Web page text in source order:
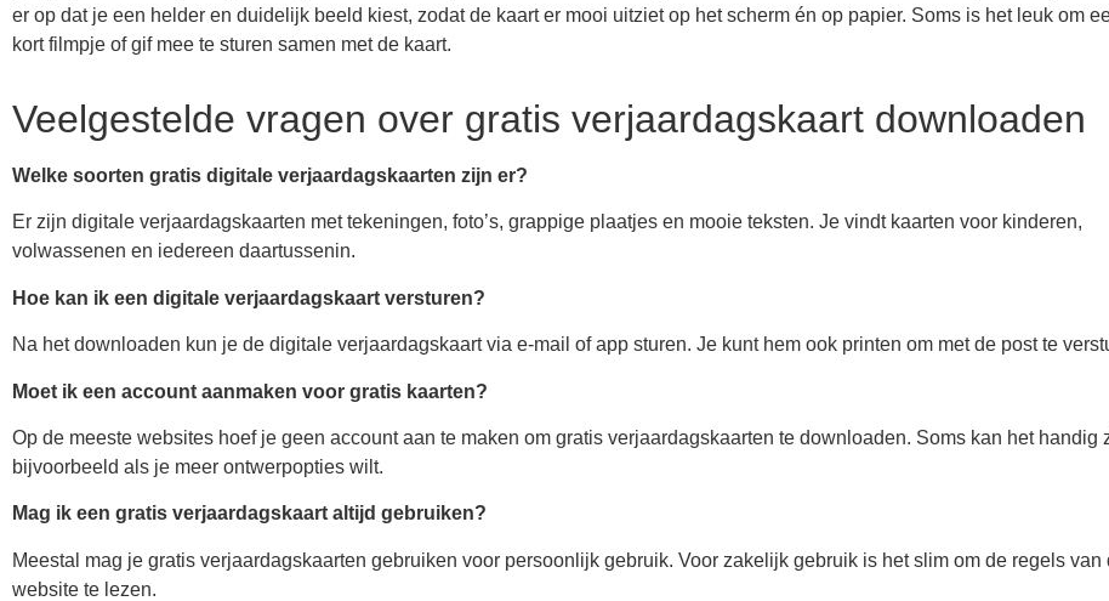
er op dat je een helder en duidelijk beeld kiest, zodat de kaart er mooi uitziet op het scherm én op papier. Soms is het leuk om
kort filmpje of gif mee te sturen samen met de kaart.
Veelgestelde vragen over gratis verjaardagskaart downloaden
Welke soorten gratis digitale verjaardagskaarten zijn er?
Er zijn digitale verjaardagskaarten met tekeningen, foto’s, grappige plaatjes en mooie teksten. Je vindt kaarten voor kinderen,
volwassenen en iedereen daartussenin.
Hoe kan ik een digitale verjaardagskaart versturen?
Na het downloaden kun je de digitale verjaardagskaart via e-mail of app sturen. Je kunt hem ook printen om met de post te
Moet ik een account aanmaken voor gratis kaarten?
Op de meeste websites hoef je geen account aan te maken om gratis verjaardagskaarten te downloaden. Soms kan het handig
bijvoorbeeld als je meer ontwerpopties wilt.
Mag ik een gratis verjaardagskaart altijd gebruiken?
Meestal mag je gratis verjaardagskaarten gebruiken voor persoonlijk gebruik. Voor zakelijk gebruik is het slim om de regels van
website te lezen.